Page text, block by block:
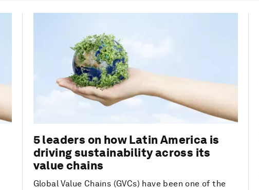
5 leaders on how Latin America is
driving sustainability across its
value chains
Global Value Chains (GVCs) have been one of the